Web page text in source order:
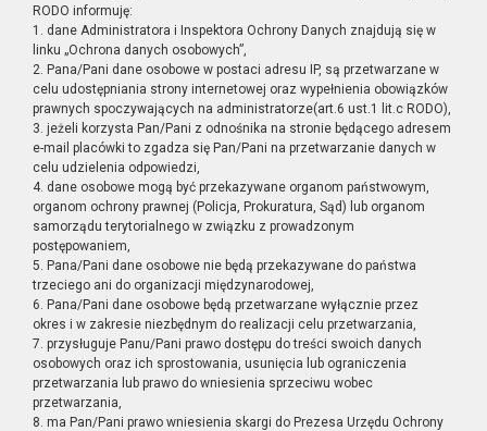
RODO informuję:
1. dane Administratora i Inspektora Ochrony Danych znajdują się w
linku „Ochrona danych osobowych”,
2. Pana/Pani dane osobowe w postaci adresu IP, są przetwarzane w
celu udostępniania strony internetowej oraz wypełnienia obowiązków
prawnych spoczywających na administratorze(art.6 ust.1 lit.c RODO),
3. jeżeli korzysta Pan/Pani z odnośnika na stronie będącego adresem
e-mail placówki to zgadza się Pan/Pani na przetwarzanie danych w
celu udzielenia odpowiedzi,
4. dane osobowe mogą być przekazywane organom państwowym,
organom ochrony prawnej (Policja, Prokuratura, Sąd) lub organom
samorządu terytorialnego w związku z prowadzonym
postępowaniem,
5. Pana/Pani dane osobowe nie będą przekazywane do państwa
trzeciego ani do organizacji międzynarodowej,
6. Pana/Pani dane osobowe będą przetwarzane wyłącznie przez
okres i w zakresie niezbędnym do realizacji celu przetwarzania,
7. przysługuje Panu/Pani prawo dostępu do treści swoich danych
osobowych oraz ich sprostowania, usunięcia lub ograniczenia
przetwarzania lub prawo do wniesienia sprzeciwu wobec
przetwarzania,
8. ma Pan/Pani prawo wniesienia skargi do Prezesa Urzędu Ochrony